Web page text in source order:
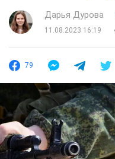
Дарья Дурова
11.08.2023 16:19
79